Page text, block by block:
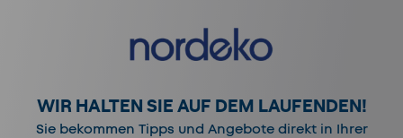
WIR HALTEN SIE AUF DEM LAUFENDEN!
Sie bekommen Tipps und Angebote direkt in Ihrer